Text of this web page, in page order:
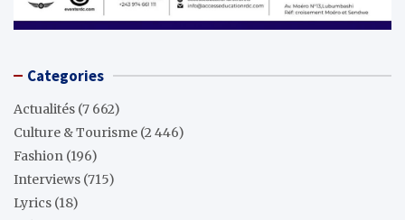
Categories
Actualités (7 662)
Culture & Tourisme (2 446)
Fashion (196)
Interviews (715)
Lyrics (18)